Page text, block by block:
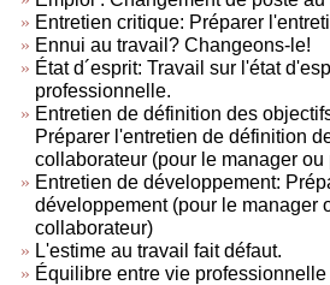
Entretien critique: Préparer
Ennui au travail? Changeons-le!
État d´esprit: Travail sur l'état
professionnelle.
Entretien de définition des
Préparer l'entretien de définition
collaborateur (pour le manager
Entretien de développement:
développement (pour le manager
collaborateur)
L'estime au travail fait défaut.
Équilibre entre vie